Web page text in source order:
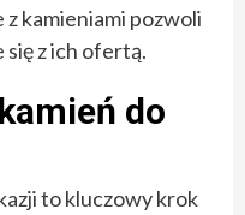
kamieniami pozwoli
się z ich ofertą.
do
to kluczowy krok